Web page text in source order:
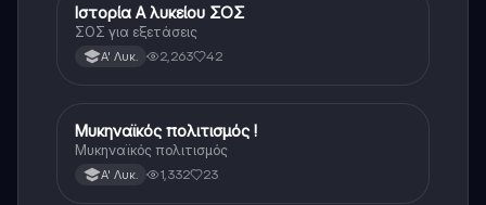
Ιστορία
Ιστορία Α λυκείου ΣΟΣ
ΣΟΣ για εξετάσεις
Α' Λυκ. 2,263 42
Ιστορία
Μυκηναϊκός πολιτισμός !
Μυκηναϊκός πολιτισμός
Α' Λυκ. 1,332 23